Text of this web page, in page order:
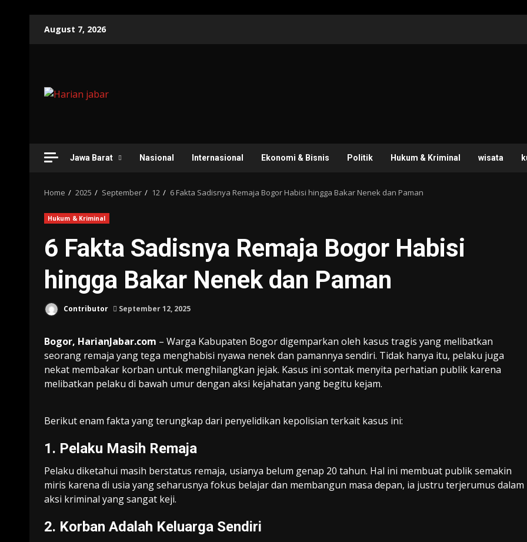
August 7, 2026
Jawa Barat Nasional Internasional Ekonomi & Bisnis Politik Hukum & Kriminal wisata
Home 2025 September 12 6 Fakta Sadisnya Remaja Bogor Habisi hingga Bakar Nenek dan Paman
Hukum & Kriminal
6 Fakta Sadisnya Remaja Bogor Habisi
hingga Bakar Nenek dan Paman
Contributor September 12, 2025
Bogor, HarianJabar.com – Warga Kabupaten Bogor digemparkan oleh kasus tragis yang melibatkan
seorang remaja yang tega menghabisi nyawa nenek dan pamannya sendiri. Tidak hanya itu, pelaku juga
nekat membakar korban untuk menghilangkan jejak. Kasus ini sontak menyita perhatian publik karena
melibatkan pelaku di bawah umur dengan aksi kejahatan yang begitu kejam.
Berikut enam fakta yang terungkap dari penyelidikan kepolisian terkait kasus ini:
1. Pelaku Masih Remaja
Pelaku diketahui masih berstatus remaja, usianya belum genap 20 tahun. Hal ini membuat publik semakin
miris karena di usia yang seharusnya fokus belajar dan membangun masa depan, ia justru terjerumus dalam
aksi kriminal yang sangat keji.
2. Korban Adalah Keluarga Sendiri